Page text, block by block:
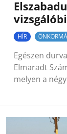
HÍR
Egészen
Elmaradt
melyen a